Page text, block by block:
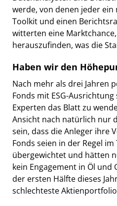
werde, von denen jeder ein
Toolkit und einen
witterten eine
herauszufinden, was die
Haben wir den
Nach mehr als drei Jahren
Fonds mit ESG-
Experten das Blatt zu
Ansicht nach natürlich nur
sein, dass die Anleger ihre
Fonds seien in der Regel
übergewichtet und hätten
kein Engagement in Öl und
der ersten Hälfte dieses
schlechteste